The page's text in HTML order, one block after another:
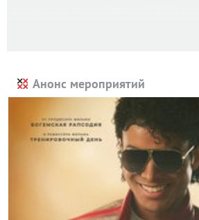
Анонс мероприятий